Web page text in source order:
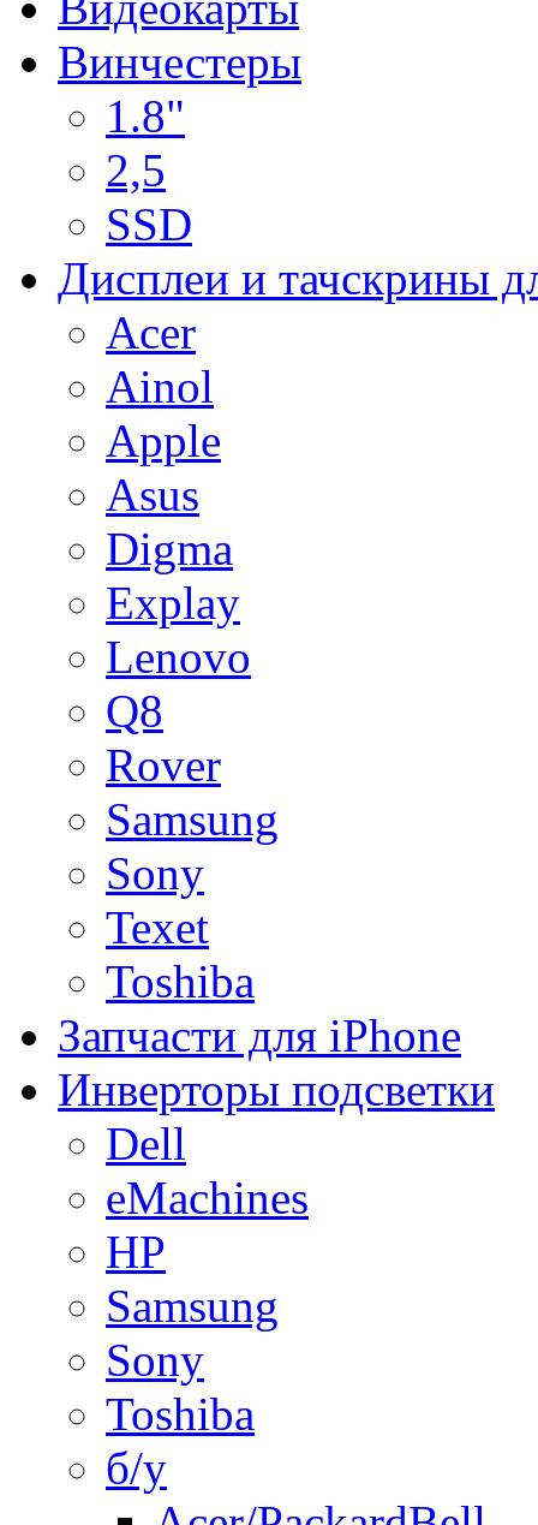
Винчестеры
1.8"
2,5
SSD
Дисплеи и тачскрины
Acer
Ainol
Apple
Asus
Digma
Explay
Lenovo
Q8
Rover
Samsung
Sony
Texet
Toshiba
Запчасти для iPhone
Инверторы подсветки
Dell
eMachines
HP
Samsung
Sony
Toshiba
б/у